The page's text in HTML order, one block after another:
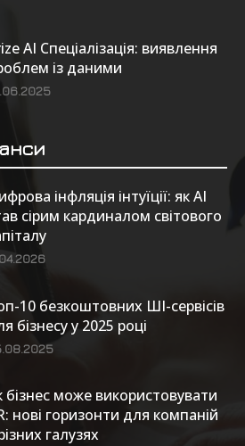
AI Спеціалізація: виявлення
із даними
інфляція інтуїції: як AI
сірим кардиналом світового
10 безкоштовних ШІ-сервісів
бізнесу у 2025 році
бізнес може використовувати
нові горизонти для компаній
галузях